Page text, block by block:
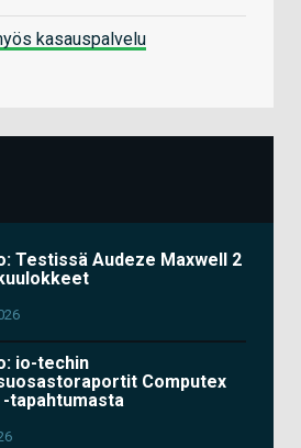
kasauspalvelu
Testissä Audeze Maxwell 2
io-techin
Computex
-tapahtumasta